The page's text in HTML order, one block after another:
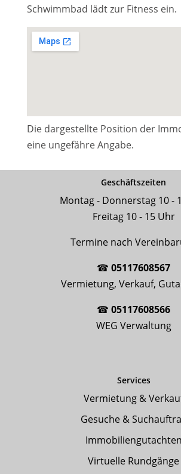
Schwimmbad lädt zur Fitness ein.
Die dargestellte Position der
eine ungefähre Angabe.
Geschäftszeiten
Montag - Donnerstag 10 -
Freitag 10 - 15 Uhr
Termine nach
☎05117608567
Vermietung, Verkauf,
☎05117608566
WEG Verwaltung
Services
Vermietung &
Gesuche &
Immobiliengutachten
Virtuelle Rundgänge